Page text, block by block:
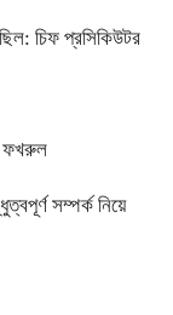
চিফ প্রসিকিউটর
ফখরুল
সম্পর্ক নিয়ে